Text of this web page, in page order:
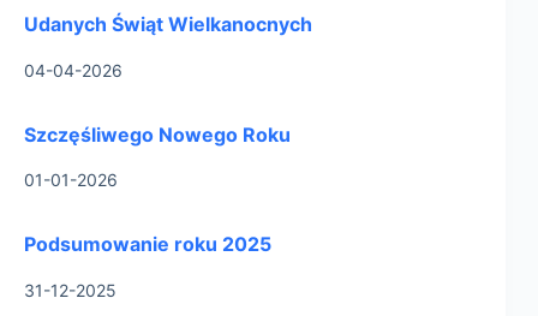
Udanych Świąt Wielkanocnych
04-04-2026
Szczęśliwego Nowego Roku
01-01-2026
Podsumowanie roku 2025
31-12-2025